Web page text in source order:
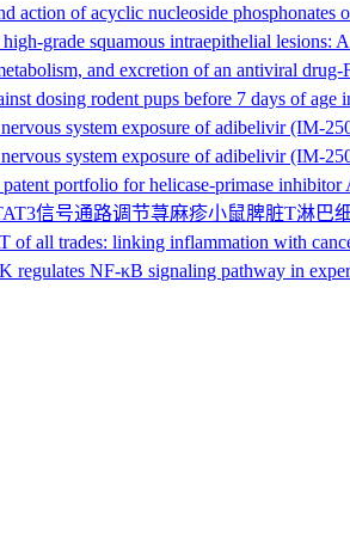
action of acyclic nucleoside phosphonates
grade squamous intraepithelial lesions:
and excretion of an antiviral
dosing rodent pups before 7 days of
system exposure of adibelivir (IM-
system exposure of adibelivir (IM-
portfolio for helicase-primase
信号通路调节荨麻疹小鼠脾脏T淋巴
of all trades: linking inflammation with
NF-κB signaling pathway in